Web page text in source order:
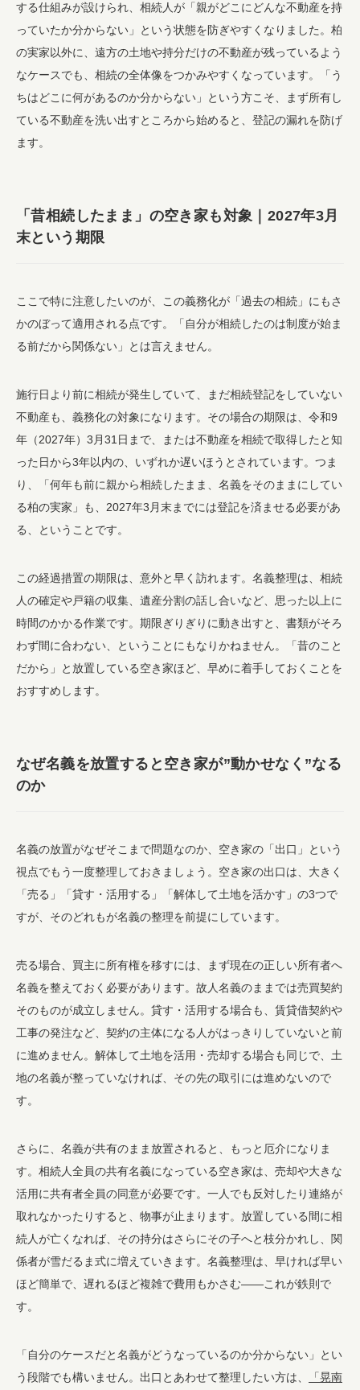
する仕組みが設けられ、相続人が「親がどこにどんな不動産を持
っていたか分からない」という状態を防ぎやすくなりました。柏
の実家以外に、遠方の土地や持分だけの不動産が残っているよう
なケースでも、相続の全体像をつかみやすくなっています。「う
ちはどこに何があるのか分からない」という方こそ、まず所有し
ている不動産を洗い出すところから始めると、登記の漏れを防げ
ます。
「昔相続したまま」の空き家も対象｜2027年3月
末という期限
ここで特に注意したいのが、この義務化が「過去の相続」にもさ
かのぼって適用される点です。「自分が相続したのは制度が始ま
る前だから関係ない」とは言えません。
施行日より前に相続が発生していて、まだ相続登記をしていない
不動産も、義務化の対象になります。その場合の期限は、令和9
年（2027年）3月31日まで、または不動産を相続で取得したと知
った日から3年以内の、いずれか遅いほうとされています。つま
り、「何年も前に親から相続したまま、名義をそのままにしてい
る柏の実家」も、2027年3月末までには登記を済ませる必要があ
る、ということです。
この経過措置の期限は、意外と早く訪れます。名義整理は、相続
人の確定や戸籍の収集、遺産分割の話し合いなど、思った以上に
時間のかかる作業です。期限ぎりぎりに動き出すと、書類がそろ
わず間に合わない、ということにもなりかねません。「昔のこと
だから」と放置している空き家ほど、早めに着手しておくことを
おすすめします。
なぜ名義を放置すると空き家が”動かせなく”なる
のか
名義の放置がなぜそこまで問題なのか、空き家の「出口」という
視点でもう一度整理しておきましょう。空き家の出口は、大きく
「売る」「貸す・活用する」「解体して土地を活かす」の3つで
すが、そのどれもが名義の整理を前提にしています。
売る場合、買主に所有権を移すには、まず現在の正しい所有者へ
名義を整えておく必要があります。故人名義のままでは売買契約
そのものが成立しません。貸す・活用する場合も、賃貸借契約や
工事の発注など、契約の主体になる人がはっきりしていないと前
に進めません。解体して土地を活用・売却する場合も同じで、土
地の名義が整っていなければ、その先の取引には進めないので
す。
さらに、名義が共有のまま放置されると、もっと厄介になりま
す。相続人全員の共有名義になっている空き家は、売却や大きな
活用に共有者全員の同意が必要です。一人でも反対したり連絡が
取れなかったりすると、物事が止まります。放置している間に相
続人が亡くなれば、その持分はさらにその子へと枝分かれし、関
係者が雪だるま式に増えていきます。名義整理は、早ければ早い
ほど簡単で、遅れるほど複雑で費用もかさむ——これが鉄則で
す。
「自分のケースだと名義がどうなっているのか分からない」とい
う段階でも構いません。出口とあわせて整理したい方は、
「晃南